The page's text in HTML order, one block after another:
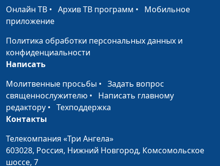
Законодатель
священнослужитель,
Христос — Творец
Евгений Зайцев,
Христос — Истинный
Человек
Евгений Зайцев,
священнослужитель,
доктор богословия
Бог
священнослужитель,
доктор богословия
Онлайн ТВ • Архив ТВ программ • Мобильное
приложение
Политика обработки персональных данных и
конфиденциальности
Написать
Молитвенные просьбы • Задать вопрос
священнослужителю • Написать главному
редактору • Техподдержка
Контакты
Телекомпания «Три Ангела»
603028, Россия, Нижний Новгород, Комсомольское
шоссе, 7